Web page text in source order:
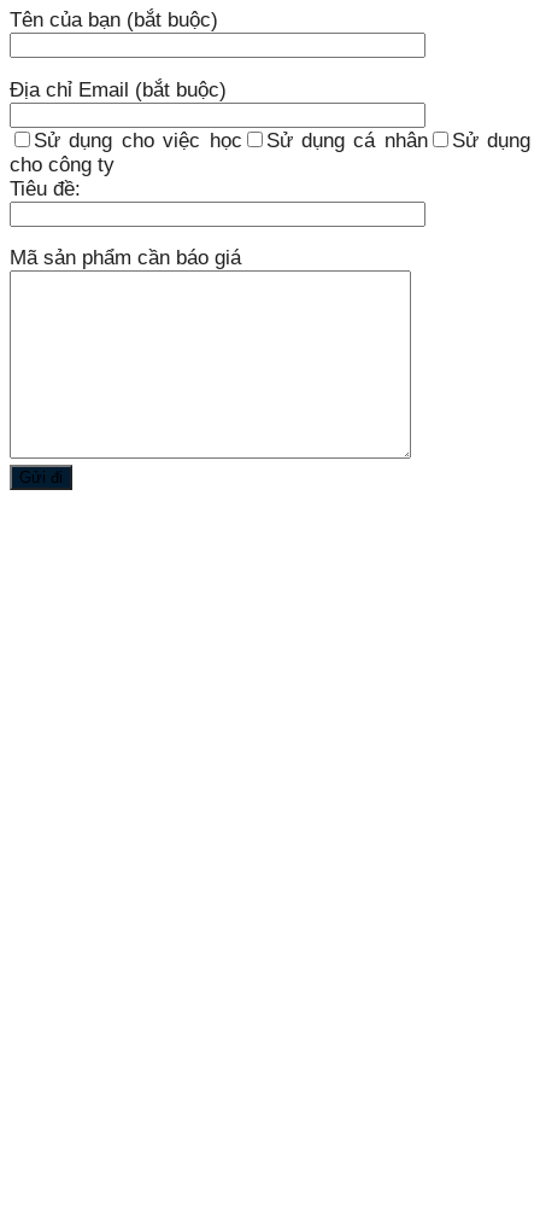
Tên của bạn (bắt buộc)
Địa chỉ Email (bắt buộc)
Sử dụng cho việc học Sử dụng cá nhân
Sử dụng
cho công ty
Tiêu đề:
Mã sản phẩm cần báo giá